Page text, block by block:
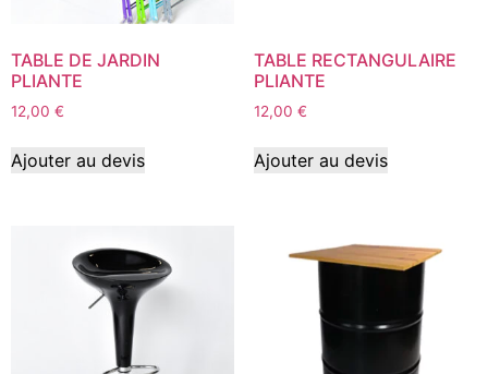
TABLE DE JARDIN
PLIANTE
12,00 €
Ajouter au devis
TABLE RECTANGULAIRE
PLIANTE
12,00 €
Ajouter au devis